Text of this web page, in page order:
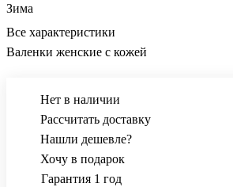
Зима
Все характеристики
Валенки женские с кожей
Нет в наличии
Рассчитать доставку
Нашли дешевле?
Хочу в подарок
Гарантия 1 год